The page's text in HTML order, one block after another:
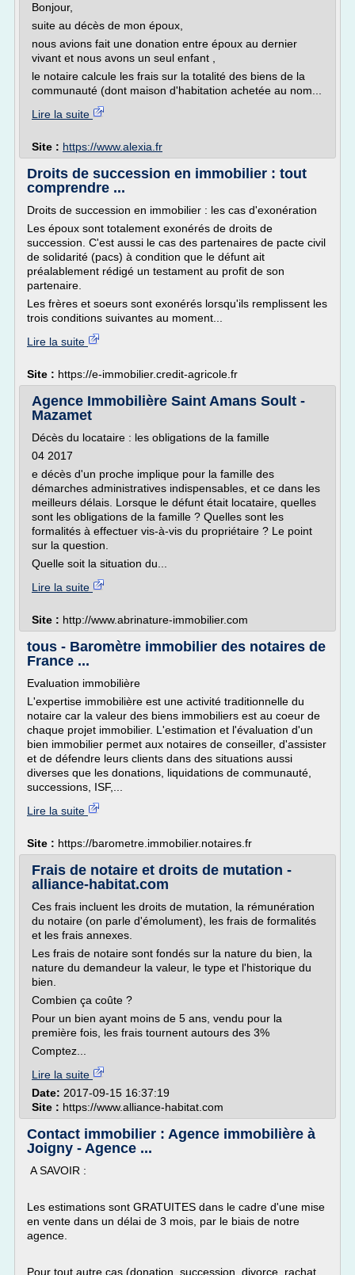
Bonjour,
suite au décès de mon époux,
nous avions fait une donation entre époux au dernier
vivant et nous avons un seul enfant ,
le notaire calcule les frais sur la totalité des biens de la
communauté (dont maison d'habitation achetée au nom...
Lire la suite
Site : https://www.alexia.fr
Droits de succession en immobilier : tout
comprendre ...
Droits de succession en immobilier : les cas d'exonération
Les époux sont totalement exonérés de droits de
succession. C'est aussi le cas des partenaires de pacte civil
de solidarité (pacs) à condition que le défunt ait
préalablement rédigé un testament au profit de son
partenaire.
Les frères et soeurs sont exonérés lorsqu'ils remplissent les
trois conditions suivantes au moment...
Lire la suite
Site : https://e-immobilier.credit-agricole.fr
Agence Immobilière Saint Amans Soult -
Mazamet
Décès du locataire : les obligations de la famille
04 2017
e décès d'un proche implique pour la famille des
démarches administratives indispensables, et ce dans les
meilleurs délais. Lorsque le défunt était locataire, quelles
sont les obligations de la famille ? Quelles sont les
formalités à effectuer vis-à-vis du propriétaire ? Le point
sur la question.
Quelle soit la situation du...
Lire la suite
Site : http://www.abrinature-immobilier.com
tous - Baromètre immobilier des notaires de
France ...
Evaluation immobilière
L'expertise immobilière est une activité traditionnelle du
notaire car la valeur des biens immobiliers est au coeur de
chaque projet immobilier. L'estimation et l'évaluation d'un
bien immobilier permet aux notaires de conseiller, d'assister
et de défendre leurs clients dans des situations aussi
diverses que les donations, liquidations de communauté,
successions, ISF,...
Lire la suite
Site : https://barometre.immobilier.notaires.fr
Frais de notaire et droits de mutation -
alliance-habitat.com
Ces frais incluent les droits de mutation, la rémunération
du notaire (on parle d'émolument), les frais de formalités
et les frais annexes.
Les frais de notaire sont fondés sur la nature du bien, la
nature du demandeur la valeur, le type et l'historique du
bien.
Combien ça coûte ?
Pour un bien ayant moins de 5 ans, vendu pour la
première fois, les frais tournent autours des 3%
Comptez...
Lire la suite
Date: 2017-09-15 16:37:19
Site : https://www.alliance-habitat.com
Contact immobilier : Agence immobilière à
Joigny - Agence ...
A SAVOIR :
Les estimations sont GRATUITES dans le cadre d'une mise
en vente dans un délai de 3 mois, par le biais de notre
agence.
Pour tout autre cas (donation, succession, divorce, rachat